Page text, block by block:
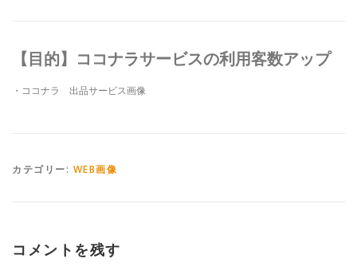
【目的】ココナラサービスの利用客数アップ
・ココナラ 出品サービス画像
カテゴリー: WEB画像
コメントを残す